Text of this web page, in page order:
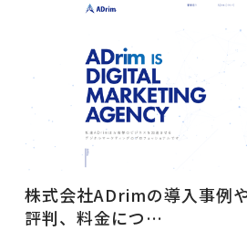
株式会社ADrimの導入事例
評判、料金につ…